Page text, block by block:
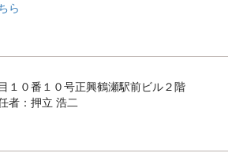
ら
１０番１０号正興鶴瀬駅前ビル２階
者：押立 浩二